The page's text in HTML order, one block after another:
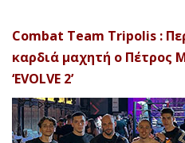
Combat Team Tripolis :
καρδιά μαχητή ο Πέτρος
‘EVOLVE 2’